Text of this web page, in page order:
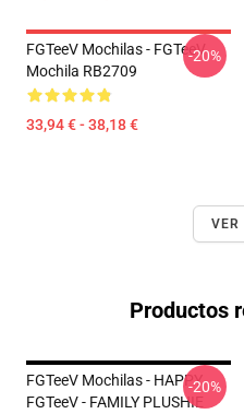
FGTeeV Mochilas - FGTeeV
Mochila RB2709
33,94 € - 38,18 €
-20%
VER
Productos
FGTeeV Mochilas - HAPPY
FGTeeV - FAMILY PLUSHIE
-20%